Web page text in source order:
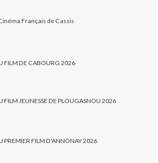
Français de Cassis
FILM DE CABOURG 2026
FILM JEUNESSE DE PLOUGASNOU 2026
PREMIER FILM D'ANNONAY 2026